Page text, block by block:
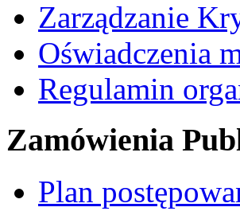
Zarządzanie
Oświadczenia
Regulamin
Zamówienia
Plan